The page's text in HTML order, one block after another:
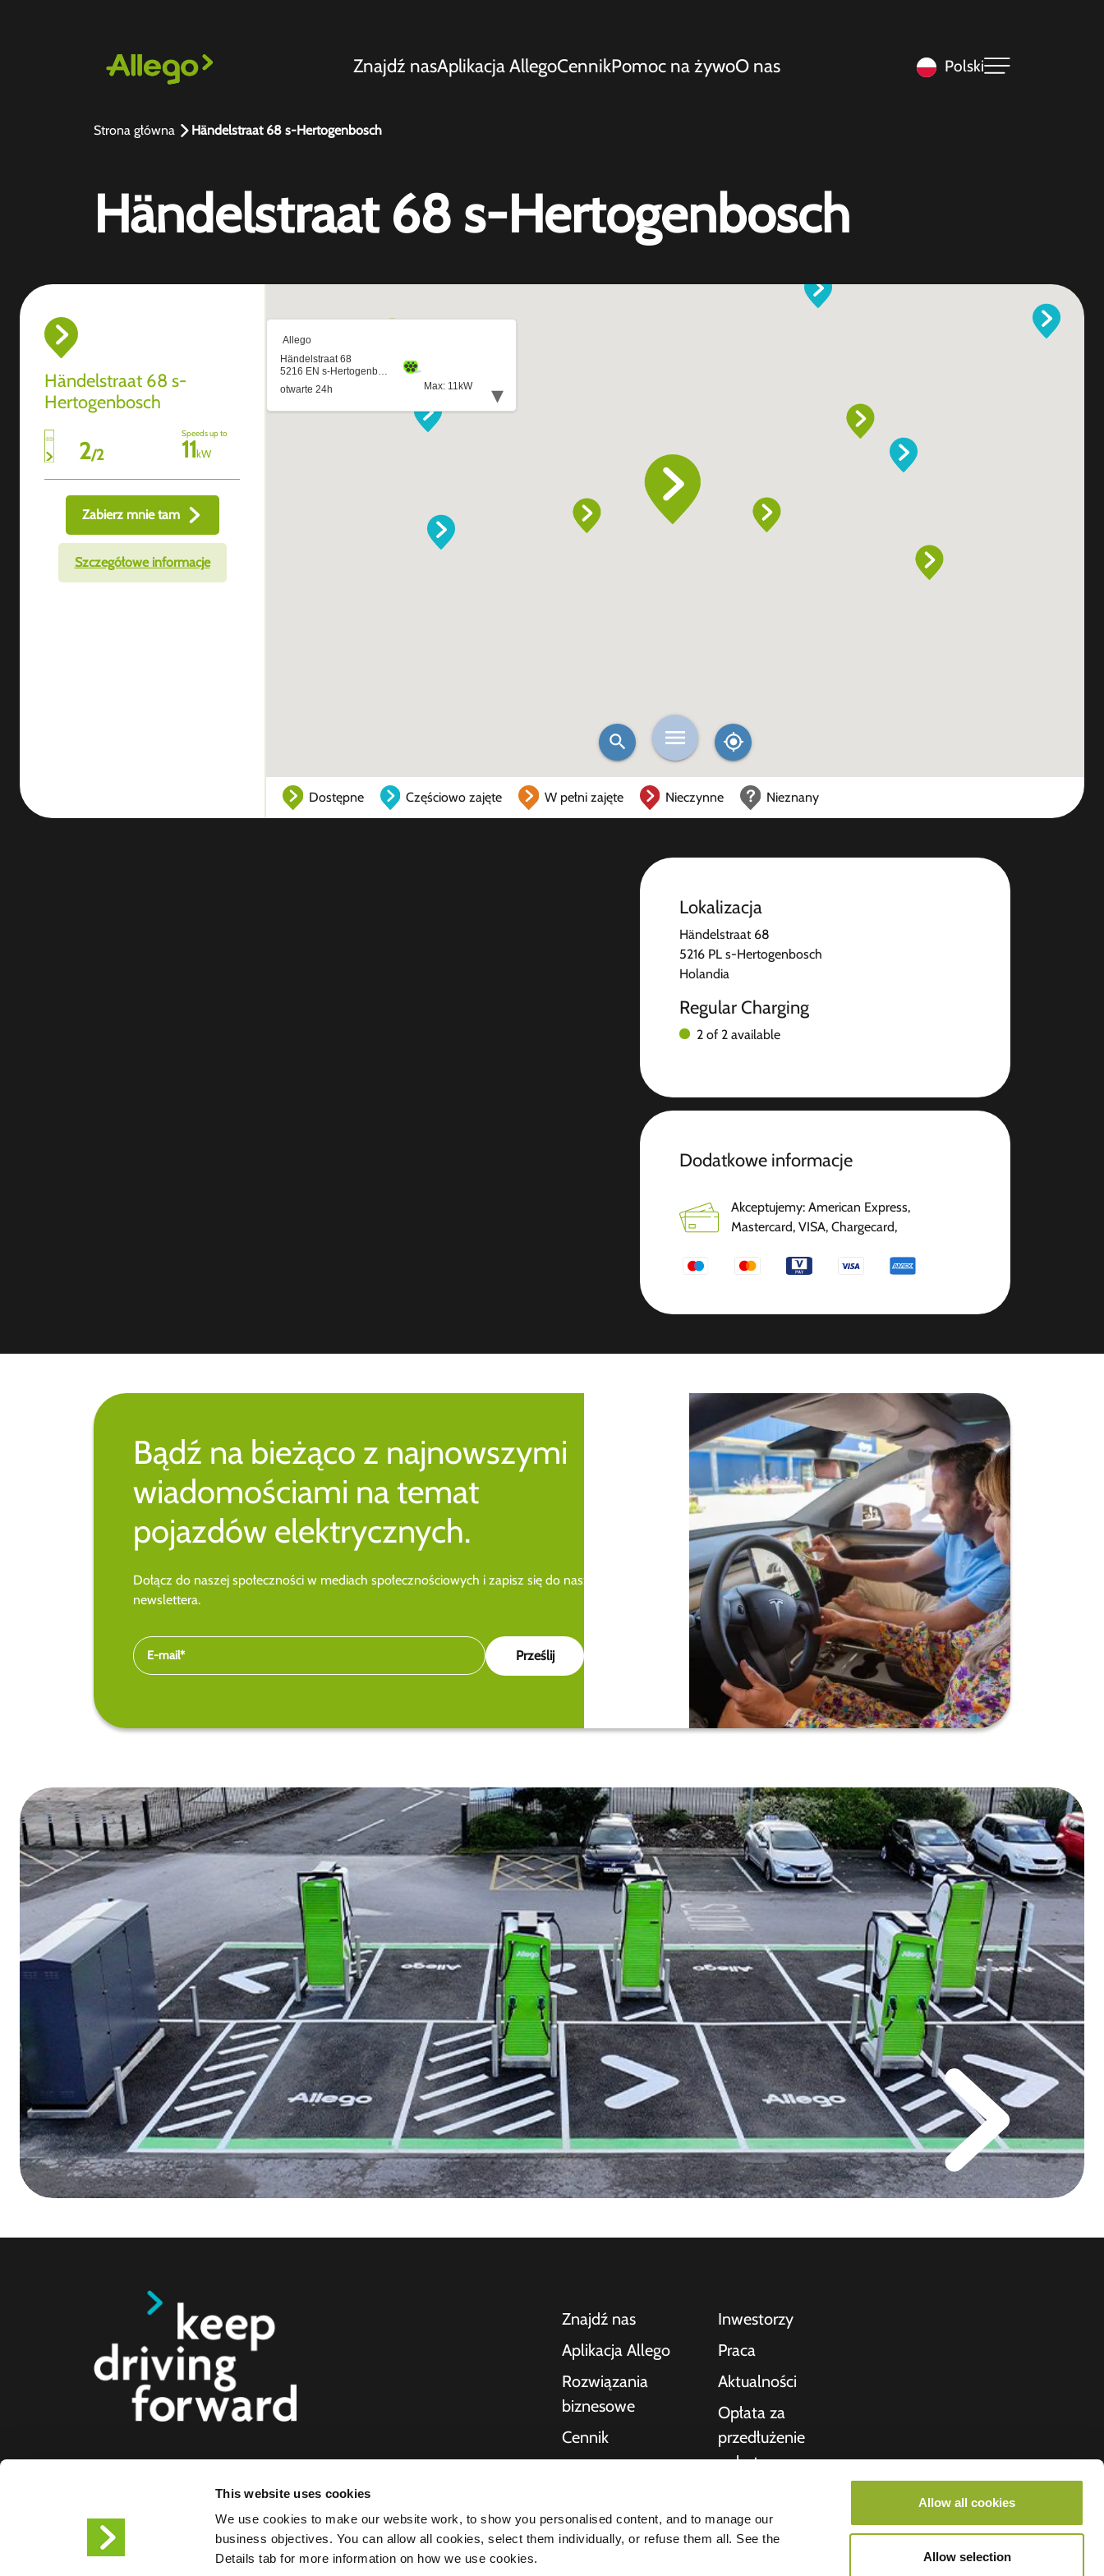
This website uses cookies
We use cookies to make our website work, to show you personalised content, and to manage our
business objectives. You can allow all cookies, select them individually, or refuse them all. See the
Details tab for more information on how we use cookies.
Allow all cookies
Allow selection
Znajdź nasAplikacja AllegoCennikPomoc na żywoO nas Polski
Strona główna Händelstraat 68 s-Hertogenbosch
Händelstraat 68 s-Hertogenbosch
Händelstraat 68 s-
Hertogenbosch
2/2
Speeds up to
11kW
Zabierz mnie tam
Szczegółowe informacje
Dostępne Częściowo zajęte W pełni zajęte Nieczynne Nieznany
Lokalizacja
Händelstraat 68
5216 PL s-Hertogenbosch
Holandia
Regular Charging
2 of 2 available
Dodatkowe informacje
Akceptujemy: American Express,
Mastercard, VISA, Chargecard,
Bądź na bieżąco z najnowszymi
wiadomościami na temat
pojazdów elektrycznych.
Dołącz do naszej społeczności w mediach społecznościowych i zapisz się do naszego
newslettera.
elektrycznych, motocykli, autobusów i ciężarówek dla konsumentów,
firm i miast. Nasze kompleksowe rozwiązania w zakresie ładowania
ułatwiają firmom i miastom dostarczanie infrastruktury potrzebnej
kierowcom pojazdów elektrycznych, a skalowalność naszych
Znajdź nas
Aplikacja Allego
Rozwiązania
biznesowe
Cennik
Dostawcy
Inwestorzy
Praca
Aktualności
Opłata za
przedłużenie
pobytu
O nas